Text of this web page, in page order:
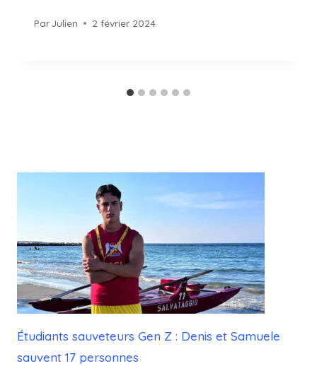
ParJulien 2 février 2024
Étudiants sauveteurs Gen Z : Denis et Samuele
sauvent 17 personnes